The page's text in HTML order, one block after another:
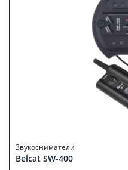
Звукосниматели
Belcat SW-400